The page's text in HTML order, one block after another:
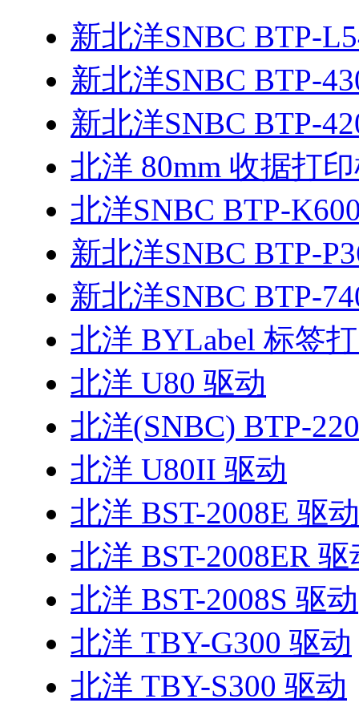
新北洋SNBC BTP-
新北洋SNBC BTP-
新北洋SNBC BTP-
北洋 80mm 收据打
北洋SNBC BTP-
新北洋SNBC BTP-
新北洋SNBC BTP-
北洋 BYLabel 标签
北洋 U80 驱动
北洋(SNBC) BTP-
北洋 U80II 驱动
北洋 BST-2008E 驱动
北洋 BST-2008ER 驱
北洋 BST-2008S 驱动
北洋 TBY-G300 驱动
北洋 TBY-S300 驱动